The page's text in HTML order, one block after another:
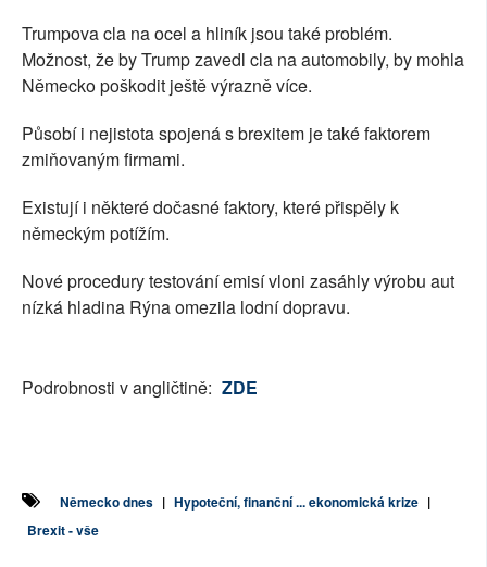
Trumpova cla na ocel a hliník jsou také problém.
Možnost, že by Trump zavedl cla na automobily, by mohla
Německo poškodit ještě výrazně více.
Působí i nejistota spojená s brexitem je také faktorem
zmiňovaným firmami.
Existují i některé dočasné faktory, které přispěly k
německým potížím.
Nové procedury testování emisí vloni zasáhly výrobu aut
nízká hladina Rýna omezila lodní dopravu.
Podrobnosti v angličtině: ZDE
Německo dnes | Hypoteční, finanční ... ekonomická krize |
Brexit - vše